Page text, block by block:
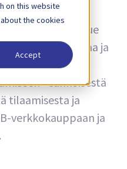
on this website
the cookies
Accept
ja
Lue
voidaan parantaa ja
käyttää
- sähköisestä
tilaamisesta ja
verkkokauppaan ja